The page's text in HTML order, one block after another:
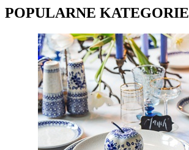
POPULARNE KATEGORIE